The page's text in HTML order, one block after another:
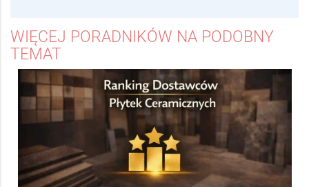
WIĘCEJ PORADNIKÓW NA PODOBNY
TEMAT